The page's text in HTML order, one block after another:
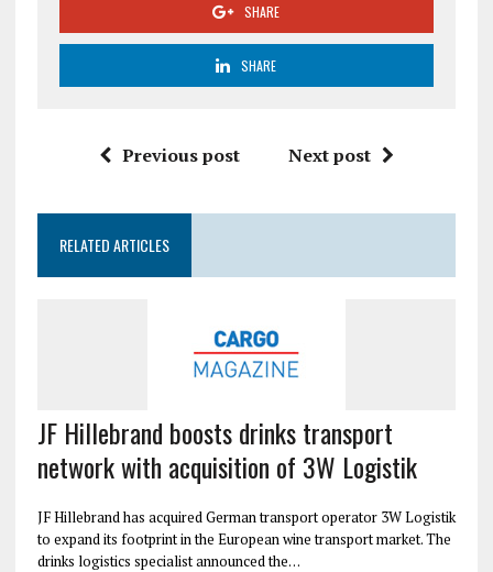
SHARE
SHARE
Previous post Next post
RELATED ARTICLES
JF Hillebrand boosts drinks transport
network with acquisition of 3W Logistik
JF Hillebrand has acquired German transport operator 3W Logistik
to expand its footprint in the European wine transport market. The
drinks logistics specialist announced the…